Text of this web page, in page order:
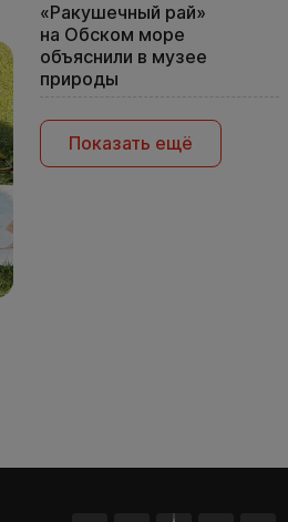
«Ракушечный рай»
на Обском море
объяснили в музее
природы
Показать ещё